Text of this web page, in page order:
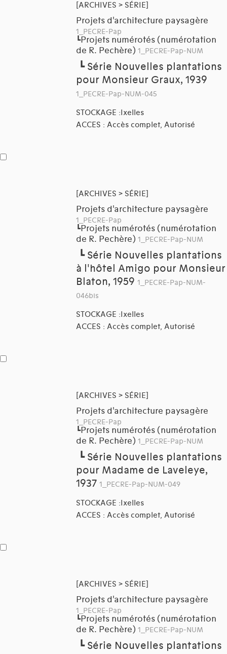
[ARCHIVES > SÉRIE]
Projets d'architecture paysagère
1_PECRE-Pap
┗Projets numérotés (numérotation
de R. Pechère) 1_PECRE-Pap-NUM
┗ Série Nouvelles plantations
pour Monsieur Graux, 1939
1_PECRE-Pap-NUM-045
STOCKAGE :Ixelles
ACCES : Accès complet, Autorisé
[ARCHIVES > SÉRIE]
Projets d'architecture paysagère
1_PECRE-Pap
┗Projets numérotés (numérotation
de R. Pechère) 1_PECRE-Pap-NUM
┗ Série Nouvelles plantations
à l'hôtel Amigo pour Monsieur
Blaton, 1959 1_PECRE-Pap-NUM-
046bis
STOCKAGE :Ixelles
ACCES : Accès complet, Autorisé
[ARCHIVES > SÉRIE]
Projets d'architecture paysagère
1_PECRE-Pap
┗Projets numérotés (numérotation
de R. Pechère) 1_PECRE-Pap-NUM
┗ Série Nouvelles plantations
pour Madame de Laveleye,
1937 1_PECRE-Pap-NUM-049
STOCKAGE :Ixelles
ACCES : Accès complet, Autorisé
[ARCHIVES > SÉRIE]
Projets d'architecture paysagère
1_PECRE-Pap
┗Projets numérotés (numérotation
de R. Pechère) 1_PECRE-Pap-NUM
┗ Série Nouvelles plantations